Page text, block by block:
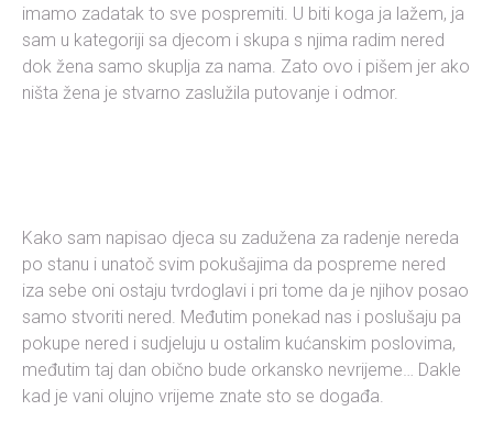
imamo zadatak to sve pospremiti. U biti koga ja lažem, ja
sam u kategoriji sa djecom i skupa s njima radim nered
dok žena samo skuplja za nama. Zato ovo i pišem jer ako
ništa žena je stvarno zaslužila putovanje i odmor.
Kako sam napisao djeca su zadužena za radenje nereda
po stanu i unatoč svim pokušajima da pospreme nered
iza sebe oni ostaju tvrdoglavi i pri tome da je njihov posao
samo stvoriti nered. Međutim ponekad nas i poslušaju pa
pokupe nered i sudjeluju u ostalim kućanskim poslovima,
međutim taj dan obično bude orkansko nevrijeme… Dakle
kad je vani olujno vrijeme znate sto se događa.